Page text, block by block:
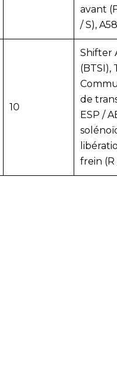
avant
/ S),
10
Shifter
(BTSI),
de
ESP /
frein (R